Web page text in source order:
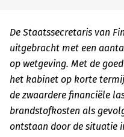
De Staatssecretaris van
uitgebracht met een
op wetgeving. Met de
het kabinet op korte
de zwaardere financiële
brandstofkosten als
ontstaan door de situatie